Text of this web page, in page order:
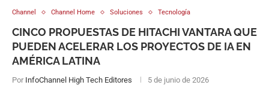
Channel Channel Home Soluciones Tecnología
CINCO PROPUESTAS DE HITACHI VANTARA QUE
PUEDEN ACELERAR LOS PROYECTOS DE IA EN
AMÉRICA LATINA
Por InfoChannel High Tech Editores 5 de junio de 2026